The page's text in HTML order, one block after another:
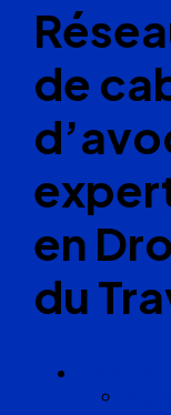
de
en
du